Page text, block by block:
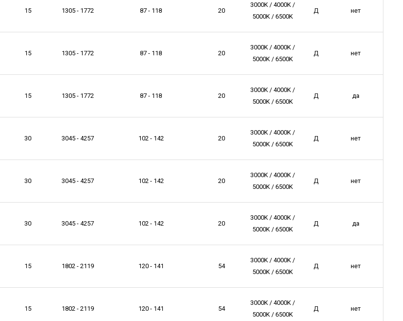
15 1305 - 1772 87 - 118 20
3000K / 4000K /
5000K / 6500K
Д нет
15 1305 - 1772 87 - 118 20
3000K / 4000K /
5000K / 6500K
Д нет
15 1305 - 1772 87 - 118 20
3000K / 4000K /
5000K / 6500K
Д да
30 3045 - 4257 102 - 142 20
3000K / 4000K /
5000K / 6500K
Д нет
30 3045 - 4257 102 - 142 20
3000K / 4000K /
5000K / 6500K
Д нет
30 3045 - 4257 102 - 142 20
3000K / 4000K /
5000K / 6500K
Д да
15 1802 - 2119 120 - 141 54
3000K / 4000K /
5000K / 6500K
Д нет
15 1802 - 2119 120 - 141 54
3000K / 4000K /
5000K / 6500K
Д нет